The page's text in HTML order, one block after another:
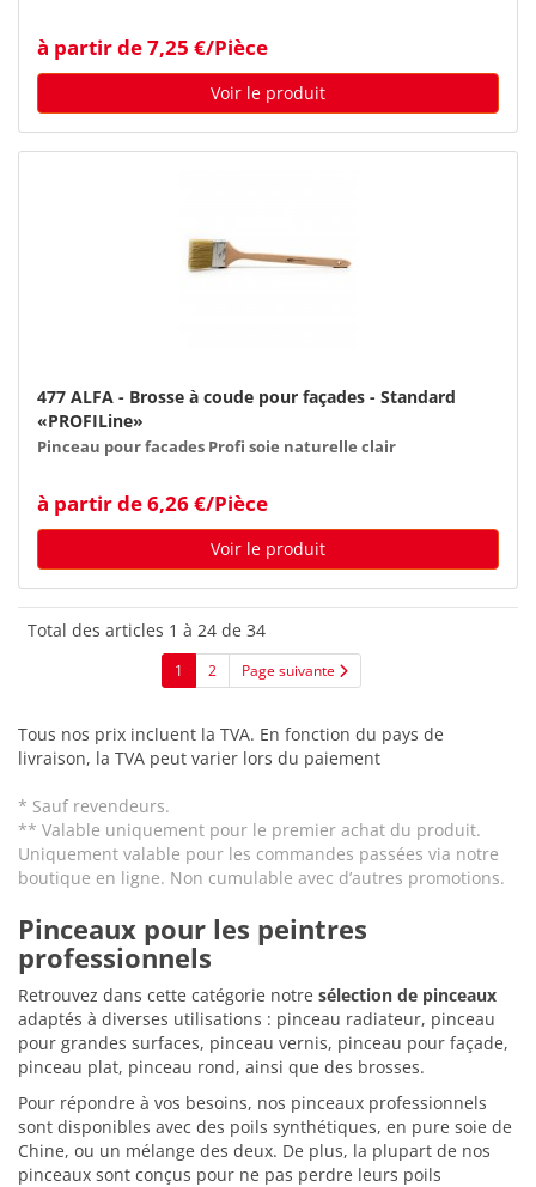
à partir de 7,25 €/Pièce
Voir le produit
477 ALFA - Brosse à coude pour façades - Standard
«PROFILine»
Pinceau pour facades Profi soie naturelle clair
à partir de 6,26 €/Pièce
Voir le produit
Total des articles 1 à 24 de 34
1 2 Page suivante
Tous nos prix incluent la TVA. En fonction du pays de
livraison, la TVA peut varier lors du paiement
* Sauf revendeurs.
** Valable uniquement pour le premier achat du produit.
Uniquement valable pour les commandes passées via notre
boutique en ligne. Non cumulable avec d’autres promotions.
Pinceaux pour les peintres
professionnels
Retrouvez dans cette catégorie notre sélection de pinceaux
adaptés à diverses utilisations : pinceau radiateur, pinceau
pour grandes surfaces, pinceau vernis, pinceau pour façade,
pinceau plat, pinceau rond, ainsi que des brosses.
Pour répondre à vos besoins, nos pinceaux professionnels
sont disponibles avec des poils synthétiques, en pure soie de
Chine, ou un mélange des deux. De plus, la plupart de nos
pinceaux sont conçus pour ne pas perdre leurs poils